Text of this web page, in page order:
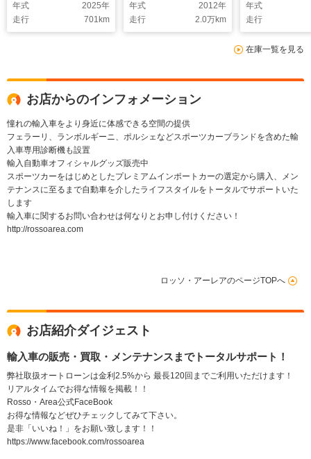
Race-Tex/ステアヒー
ター/シートヒーター/
パワステプラス/ヘッ
年式
2025年
走行
701 km
ーツステアリングブラ
ックアッシュウッドイ
ンテリアトリムアクテ
ル
年式
2012年
走行
2.0万km
ブラックエク
パック・22イ
タイルスポー
ホイール
年式
走行
在庫一覧を見る
お店からのインフォメーション
憧れの輸入車をより身近に体感できる空間の提供
フェラーリ、ランボルギーニ、ポルシェなどスポーツカーブランドを含めた輸
入車専用診断機も設置
輸入自動車オフィシャルグッズ販売中
スポーツカーをはじめとしたプレミアムインポートカーの選定から購入、メン
テナンスに至るまで自動車を介したライフスタイルをトータルでサポートいた
します
輸入車に関するお問い合わせは何なりとお申し付けください！
http://rossoarea.com
ロッソ・アーレアのページTOPへ
お店紹介ダイジェスト
輸入車の販売・買取・メンテナンスまでトータルサポート！
弊社取扱オートローンは金利2.5%から 最長120回までご利用いただけます！
リアルタイムでお得な情報を掲載！！
Rosso・Area公式FaceBook
お得な情報などぜひチェックしてみて下さい。
是非「いいね！」をお願い致します！！
https://www.facebook.com/rossoarea